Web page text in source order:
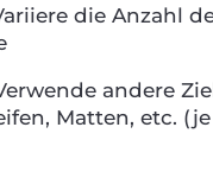
die Anzahl
andere
Matten, etc.